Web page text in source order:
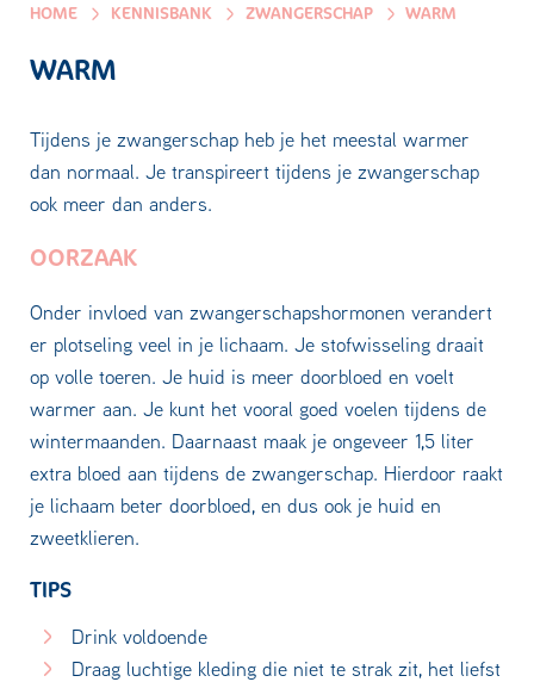
HOME KENNISBANK ZWANGERSCHAP WARM
WARM
Tijdens je zwangerschap heb je het meestal warmer
dan normaal. Je transpireert tijdens je zwangerschap
ook meer dan anders.
OORZAAK
Onder invloed van zwangerschapshormonen verandert
er plotseling veel in je lichaam. Je stofwisseling draait
op volle toeren. Je huid is meer doorbloed en voelt
warmer aan. Je kunt het vooral goed voelen tijdens de
wintermaanden. Daarnaast maak je ongeveer 1,5 liter
extra bloed aan tijdens de zwangerschap. Hierdoor raakt
je lichaam beter doorbloed, en dus ook je huid en
zweetklieren.
TIPS
Drink voldoende
Draag luchtige kleding die niet te strak zit, het liefst